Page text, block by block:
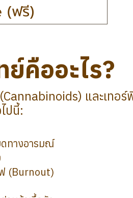
(ฟรี)
คืออะไร?
และเทอร์
ปนี้:
ดทางอารมณ์
ฟ (Burnout)